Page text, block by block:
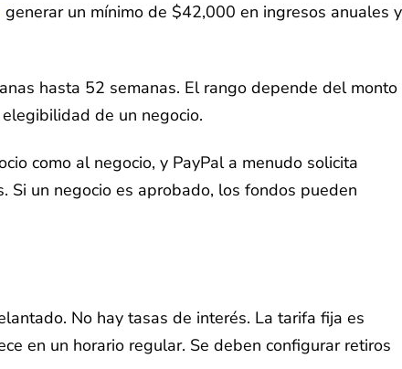
generar un mínimo de $42,000 en ingresos anuales y
hasta 52 semanas. El rango depende del monto
de un negocio.
como al negocio, y PayPal a menudo solicita
Si un negocio es aprobado, los fondos pueden
No hay tasas de interés. La tarifa fija es
en un horario regular. Se deben configurar retiros